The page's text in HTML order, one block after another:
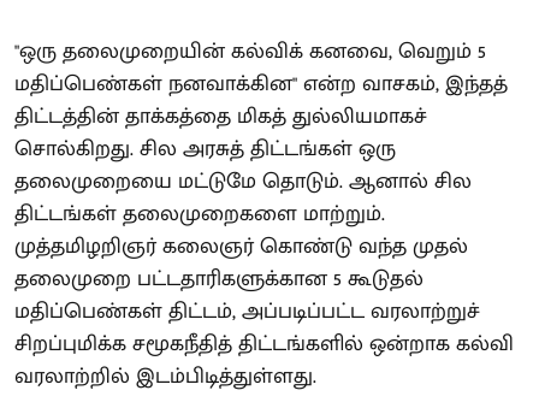
"ஒரு தலைமுறையின் கல்விக் கனவை, வெறும் 5
மதிப்பெண்கள் நனவாக்கின" என்ற வாசகம், இந்தத்
திட்டத்தின் தாக்கத்தை மிகத் துல்லியமாகச்
சொல்கிறது. சில அரசுத் திட்டங்கள் ஒரு
தலைமுறையை மட்டுமே தொடும். ஆனால் சில
திட்டங்கள் தலைமுறைகளை மாற்றும்.
முத்தமிழறிஞர் கலைஞர் கொண்டு வந்த முதல்
தலைமுறை பட்டதாரிகளுக்கான 5 கூடுதல்
மதிப்பெண்கள் திட்டம், அப்படிப்பட்ட வரலாற்றுச்
சிறப்புமிக்க சமூகநீதித் திட்டங்களில் ஒன்றாக கல்வி
வரலாற்றில் இடம்பிடித்துள்ளது.